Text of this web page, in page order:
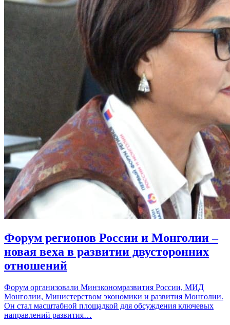
Форум регионов России и Монголии –
новая веха в развитии двусторонних
отношений
Форум организовали Минэкономразвития России, МИД
Монголии, Министерством экономики и развития Монголии.
Он стал масштабной площадкой для обсуждения ключевых
направлений развития…